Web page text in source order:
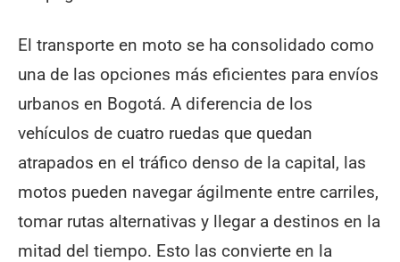
El transporte en moto se ha consolidado como
una de las opciones más eficientes para envíos
urbanos en Bogotá. A diferencia de los
vehículos de cuatro ruedas que quedan
atrapados en el tráfico denso de la capital, las
motos pueden navegar ágilmente entre carriles,
tomar rutas alternativas y llegar a destinos en la
mitad del tiempo. Esto las convierte en la